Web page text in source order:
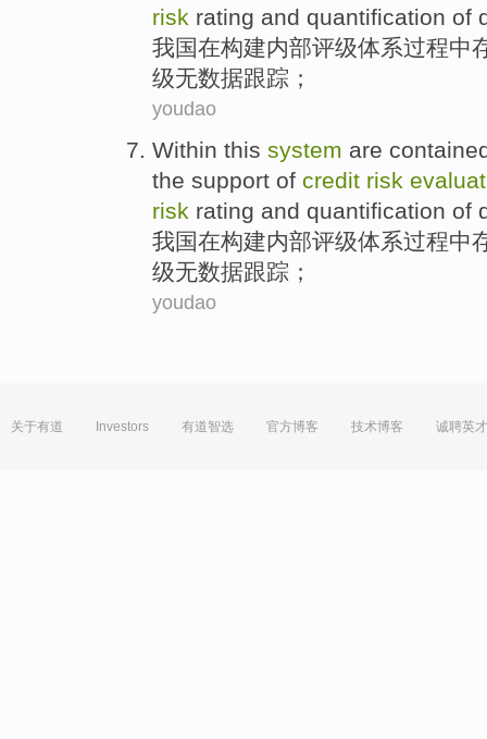
risk rating and quantification of
我国在构建内部评级体系过程中
级无数据跟踪；
youdao
Within this system are
the support of credit risk
risk rating and quantification of
我国在构建内部评级体系过程中
级无数据跟踪；
youdao
关于有道 Investors 有道智选 官方博客 技术博客 诚聘英才